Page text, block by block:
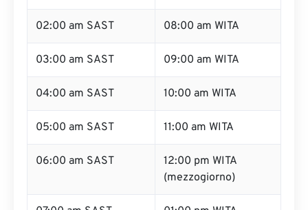
02:00 am SAST 08:00 am WITA
03:00 am SAST 09:00 am WITA
04:00 am SAST 10:00 am WITA
05:00 am SAST 11:00 am WITA
06:00 am SAST
12:00 pm WITA
(mezzogiorno)